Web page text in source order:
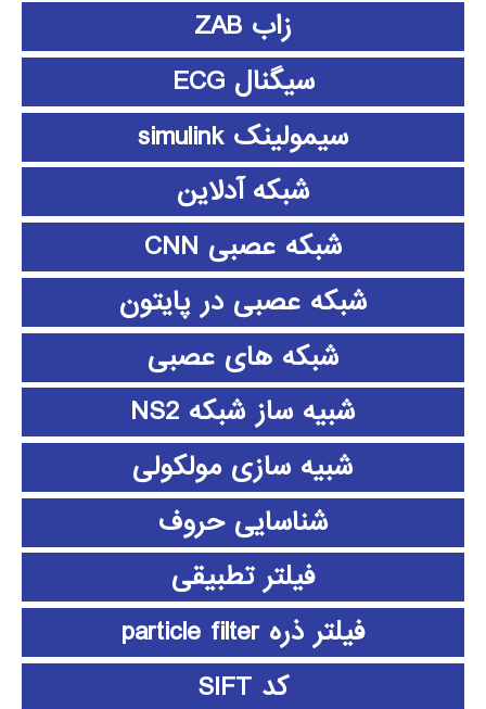
زاب ZAB
سیگنال ECG
سیمولینک simulink
شبکه آدلاین
شبکه عصبی CNN
شبکه عصبی در پایتون
شبکه های عصبی
شبیه ساز شبکه NS2
شبیه سازی مولکولی
شناسایی حروف
فیلتر تطبیقی
فیلتر ذره particle filter
کد SIFT